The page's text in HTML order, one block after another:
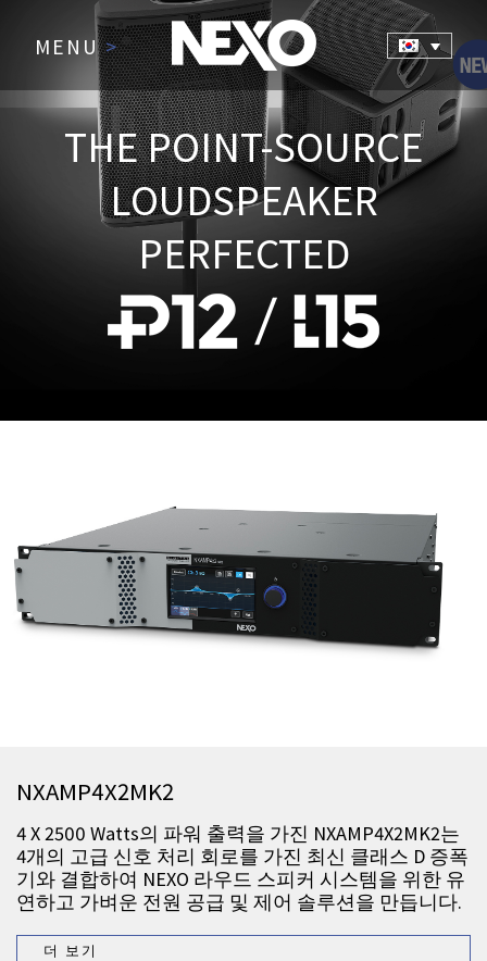
MENU>
THE POINT-SOURCE
LOUDSPEAKER
PERFECTED
NXAMP4X2MK2
4 X 2500 Watts의 파워 출력을 가진 NXAMP4X2MK2는
4개의 고급 신호 처리 회로를 가진 최신 클래스 D 증폭
기와 결합하여 NEXO 라우드 스피커 시스템을 위한 유
연하고 가벼운 전원 공급 및 제어 솔루션을 만듭니다.
더 보기